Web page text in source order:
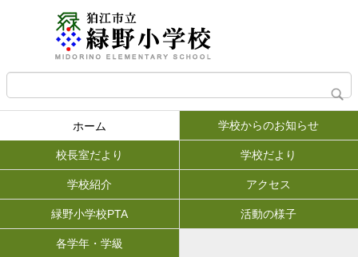
ホーム 学校からのお知らせ
校長室だより 学校だより
学校紹介 アクセス
緑野小学校PTA 活動の様子
各学年・学級